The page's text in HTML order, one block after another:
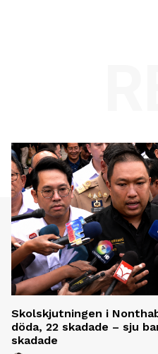
Skolskjutningen i
döda, 22 skadade – sju
skadade